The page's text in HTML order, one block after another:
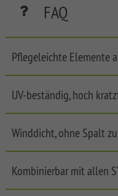
SYSTEM
PLATINUM
XL
SYSTEM
WPC
PLATINUM
SYSTEM
WPC
XL
SYSTEM
WPC
LONGLIFE
Front
Garden
Fences
FAQ
Pflegeleichte Elemente
UV-beständig, hoch
Winddicht, ohne Spalt
Kombinierbar mit allen